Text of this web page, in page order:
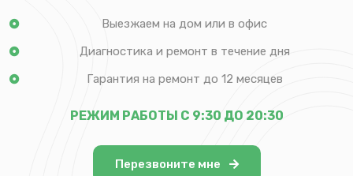
Выезжаем на дом или в офис
Диагностика и ремонт в течение дня
Гарантия на ремонт до 12 месяцев
РЕЖИМ РАБОТЫ С 9:30 ДО 20:30
Перезвоните мне